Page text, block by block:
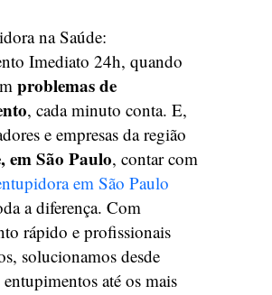
na Saúde:
Imediato 24h, quando
problemas de
, cada minuto conta. E,
e empresas da região
em São Paulo, contar com
em São Paulo
a diferença. Com
rápido e profissionais
solucionamos desde
até os mais